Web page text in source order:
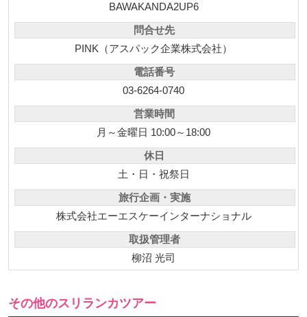
BAWAKANDA2UP6
問合せ先
PINK（アスパック企業株式会社）
電話番号
03-6264-0740
営業時間
月～金曜日 10:00～18:00
休日
土・日・祝祭日
旅行企画・実施
株式会社エーエスケーインターナショナル
取扱管理者
柳沼 光司
その他のスリランカツアー